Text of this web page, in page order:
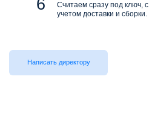
Считаем сразу под ключ, с
учетом доставки и сборки.
Написать директору